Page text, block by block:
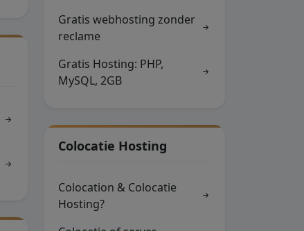
Gratis webhosting zonder
reclame
Gratis Hosting: PHP,
MySQL, 2GB
Colocatie Hosting
Colocation & Colocatie
Hosting?